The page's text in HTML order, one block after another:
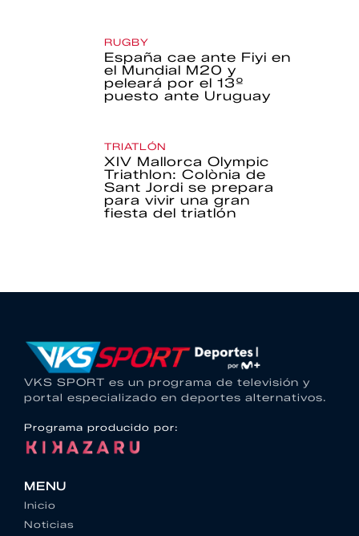
RUGBY
España cae ante Fiyi en
el Mundial M20 y
peleará por el 13º
puesto ante Uruguay
TRIATLÓN
XIV Mallorca Olympic
Triathlon: Colònia de
Sant Jordi se prepara
para vivir una gran
fiesta del triatlón
VKS SPORT es un programa de televisión y
portal especializado en deportes alternativos.
Programa producido por:
MENU
Inicio
Noticias